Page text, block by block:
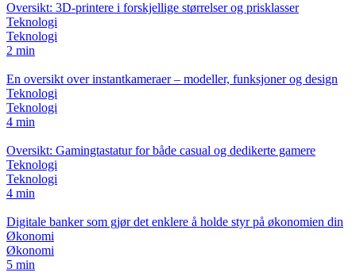
Oversikt: 3D-printere i forskjellige størrelser og prisklasser
Teknologi
Teknologi
2 min
En oversikt over instantkameraer – modeller, funksjoner og design
Teknologi
Teknologi
4 min
Oversikt: Gamingtastatur for både casual og dedikerte gamere
Teknologi
Teknologi
4 min
Digitale banker som gjør det enklere å holde styr på økonomien din
Økonomi
Økonomi
5 min